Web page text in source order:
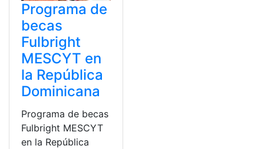
Programa de
becas
Fulbright
MESCYT en
la República
Dominicana
Programa de becas
Fulbright MESCYT
en la República